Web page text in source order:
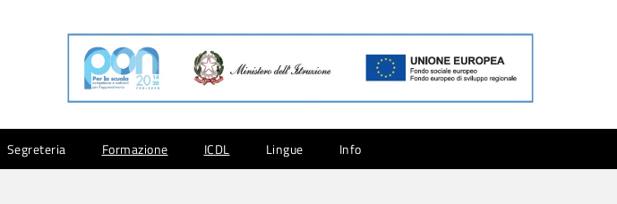
Segreteria Formazione ICDL Lingue Info